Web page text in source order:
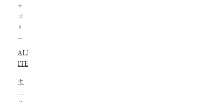
テ
ゴ
リ
ー
ALL
ITEMS
セ
ー